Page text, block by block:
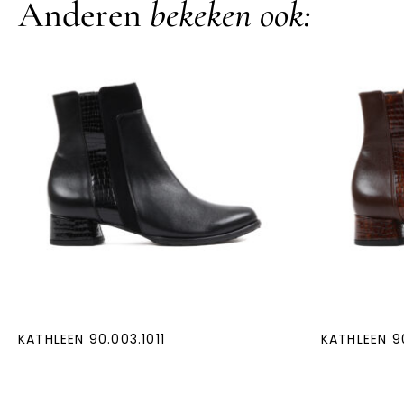
Anderen bekeken ook:
KATHLEEN 90.003.1011 KATHLEEN